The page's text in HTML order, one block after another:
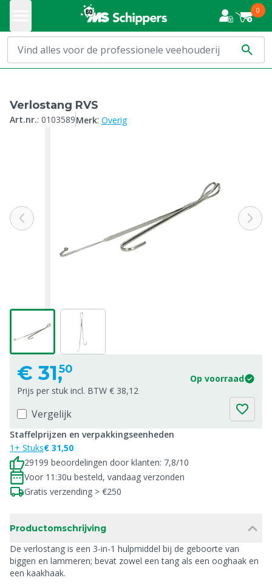
0
Verlostang RVS
Art.nr.: 0103589Merk: Overig
€ 31,50
Op voorraad
Prijs per stuk incl. BTW € 38,12
Vergelijk
Staffelprijzen en verpakkingseenheden
1+ Stuks€ 31,50
29199 beoordelingen door klanten: 7,8/10
Voor 11:30u besteld, vandaag verzonden
Gratis verzending > €250
Productomschrijving
De verlostang is een 3-in-1 hulpmiddel bij de geboorte van
biggen en lammeren; bevat zowel een tang als een ooghaak en
een kaakhaak.